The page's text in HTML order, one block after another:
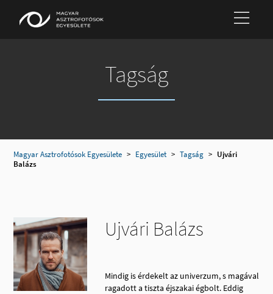
Tagság
Magyar Asztrofotósok Egyesülete > Egyesület > Tagság > Ujvári
Balázs
Ujvári Balázs
Mindig is érdekelt az univerzum, s magával
ragadott a tiszta éjszakai égbolt. Eddig